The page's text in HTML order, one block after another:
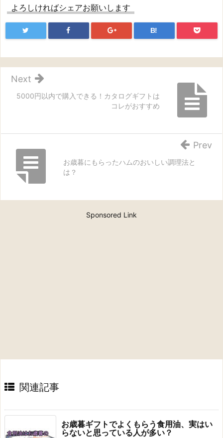
よろしければシェアお願いします
B!
5000円以内で購入できる！カタログギフトは
コレがおすすめ
Next
お歳暮にもらったハムのおいしい調理法と
は？
Prev
Sponsored Link
関連記事
お歳暮ギフトでよくもらう食用油、実はい
らないと思っている人が多い？